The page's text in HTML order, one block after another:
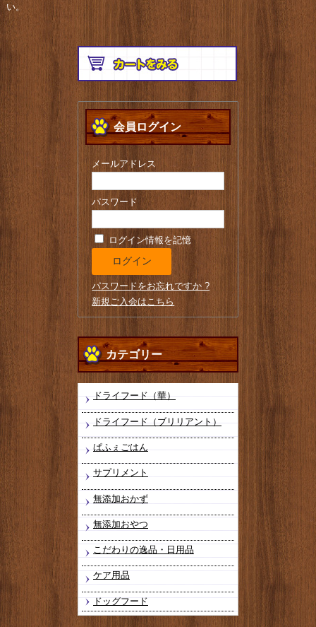
い。
会員ログイン
メールアドレス
パスワード
ログイン情報を記憶
パスワードをお忘れですか ?
新規ご入会はこちら
カテゴリー
ドライフード（華）
ドライフード（ブリリアント）
ぱふぇごはん
サプリメント
無添加おかず
無添加おやつ
こだわりの逸品・日用品
ケア用品
ドッグフード